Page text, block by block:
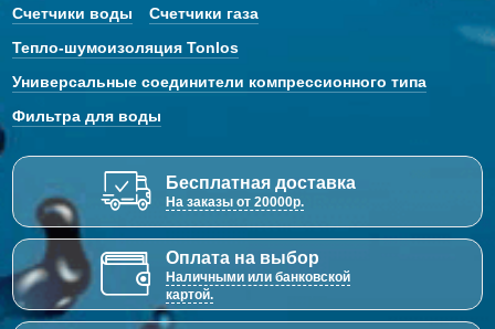
Счетчики воды
Счетчики газа
Тепло-шумоизоляция Tonlos
Универсальные соединители компрессионного типа
Фильтра для воды
Бесплатная доставка
На заказы от 20000р.
Оплата на выбор
Наличными или банковской
картой.